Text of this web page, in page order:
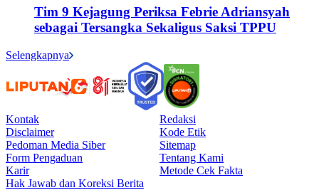
Tim 9 Kejagung Periksa Febrie Adriansyah
sebagai Tersangka Sekaligus Saksi TPPU
Selengkapnya
Kontak
Redaksi
Disclaimer
Kode Etik
Pedoman Media Siber
Sitemap
Form Pengaduan
Tentang Kami
Karir
Metode Cek Fakta
Hak Jawab dan Koreksi Berita